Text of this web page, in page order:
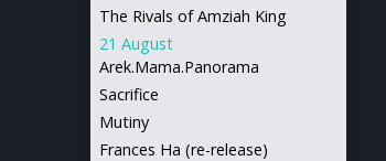
The Rivals of Amziah King
21 August
Arek.Mama.Panorama
Sacrifice
Mutiny
Frances Ha (re-release)